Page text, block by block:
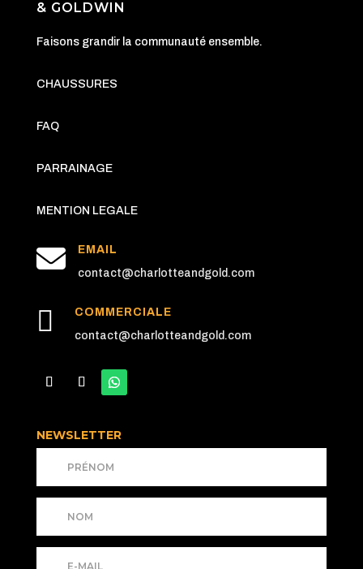
& GOLDWIN
Faisons grandir la communauté ensemble.
CHAUSSURES
FAQ
PARRAINAGE
MENTION LEGALE

EMAIL
contact@charlotteandgold.com

COMMERCIALE
contact@charlotteandgold.com
NEWSLETTER